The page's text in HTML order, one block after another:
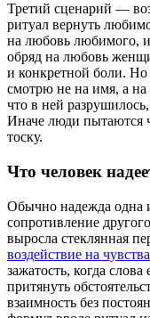
Третий сценарий —
ритуал вернуть
на любовь любимого,
обряд на любовь
и конкретной боли.
смотрю не на имя, а на
что в ней
Иначе люди пытаются
тоску.
Что человек
Обычно надежда одна
сопротивление
выросла стеклянная
воздействие на чувства
зажатость, когда
притянуть
взаимность без